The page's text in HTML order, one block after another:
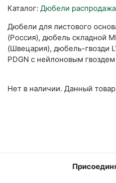
Каталог: Дюбели распродажа
Дюбели для листового
(Россия), дюбель складной
(Швецария), дюбель-гвозди
PDGN с нейлоновым
Нет в наличии. Данный